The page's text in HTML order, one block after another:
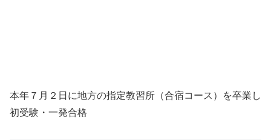
本年７月２日に地方の指定教習所（合宿コース）を卒業し
初受験・一発合格